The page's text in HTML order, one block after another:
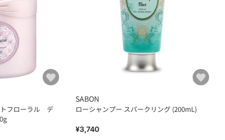
SABON
ローシャンプー スパークリング (200mL)
¥3,740